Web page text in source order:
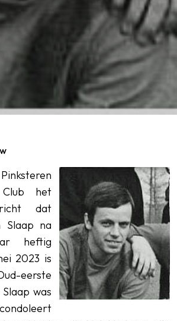
GENOEG
het
dat
Slaap na
heftig
2023 is
eerste
was